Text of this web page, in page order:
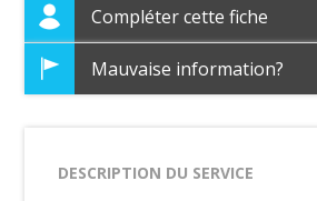
Compléter cette fiche
Mauvaise information?
DESCRIPTION DU SERVICE